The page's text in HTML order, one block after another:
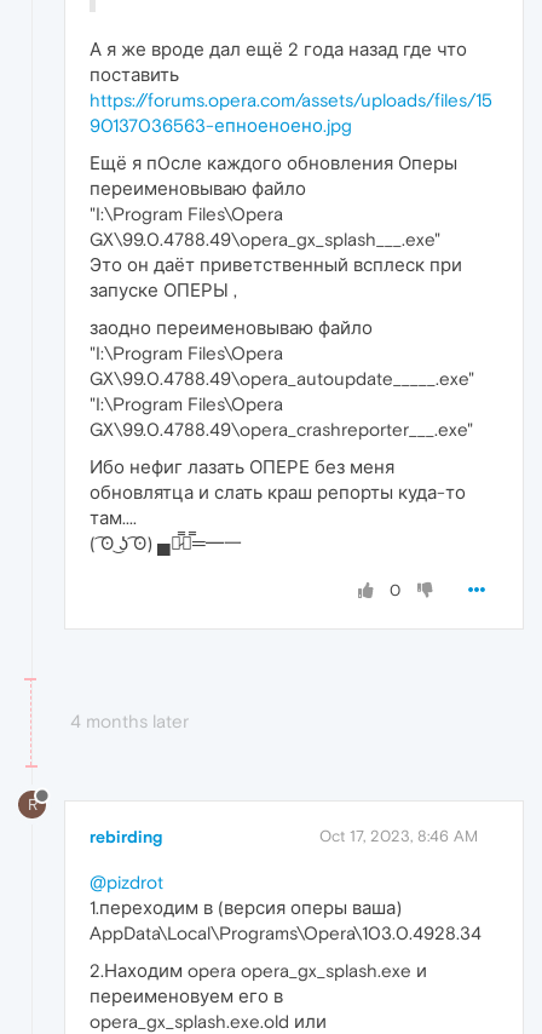
А я же вроде дал ещё 2 года назад где что
поставить
https://forums.opera.com/assets/uploads/files/15
90137036563-епноеноено.jpg
Ещё я п0сле каждого обновления Оперы
переименовываю файло
"I:\Program Files\Opera
GX\99.0.4788.49\opera_gx_splash___.exe"
Это он даёт приветственный всплеск при
запуске ОПЕРЫ ,
заодно переименовываю файло
"I:\Program Files\Opera
GX\99.0.4788.49\opera_autoupdate_____.exe"
"I:\Program Files\Opera
GX\99.0.4788.49\opera_crashreporter___.exe"
Ибо нефиг лазать ОПЕРЕ без меня
обновлятца и слать краш репорты куда-то
там....
( ͡ʘ ͜ʖ ͡ʘ) ▄︻̷̿┻̿═━一
0
4 months later
R
rebirding Oct 17, 2023, 8:46 AM
@pizdrot
1.переходим в (версия оперы ваша)
AppData\Local\Programs\Opera\103.0.4928.34
2.Находим opera opera_gx_splash.exe и
переименовуем его в
opera_gx_splash.exe.old или